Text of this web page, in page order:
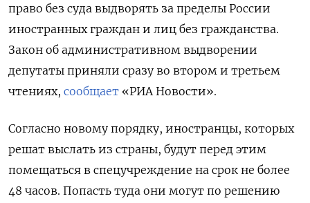
право без суда выдворять за пределы России
иностранных граждан и лиц без гражданства.
Закон об административном выдворении
депутаты приняли сразу во втором и третьем
чтениях, сообщает «РИА Новости».
Согласно новому порядку, иностранцы, которых
решат выслать из страны, будут перед этим
помещаться в спецучреждение на срок не более
48 часов. Попасть туда они могут по решению